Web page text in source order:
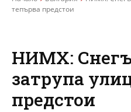
тепърва предстои
НИМХ:
затрупа
предстои